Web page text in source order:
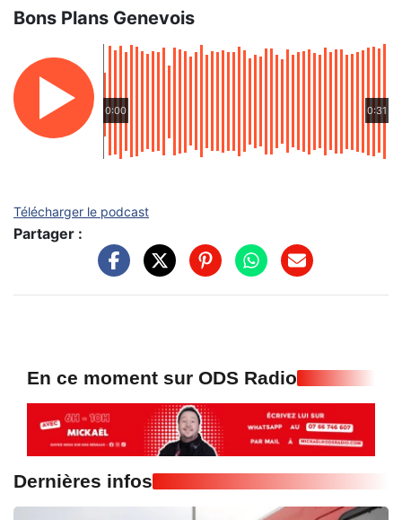
Bons Plans Genevois
0:00 0:31
Télécharger le podcast
Partager :
En ce moment sur ODS Radio
Dernières infos